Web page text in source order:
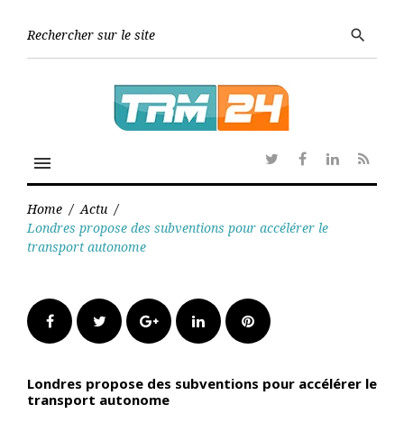
search
menu
TwitterFacebook
Linkedin
RSS
Home / Actu /
Londres propose des subventions pour accélérer le
transport autonome
FacebookTwitter Google+LinkedInPinterest
Londres propose des subventions pour accélérer le
transport autonome